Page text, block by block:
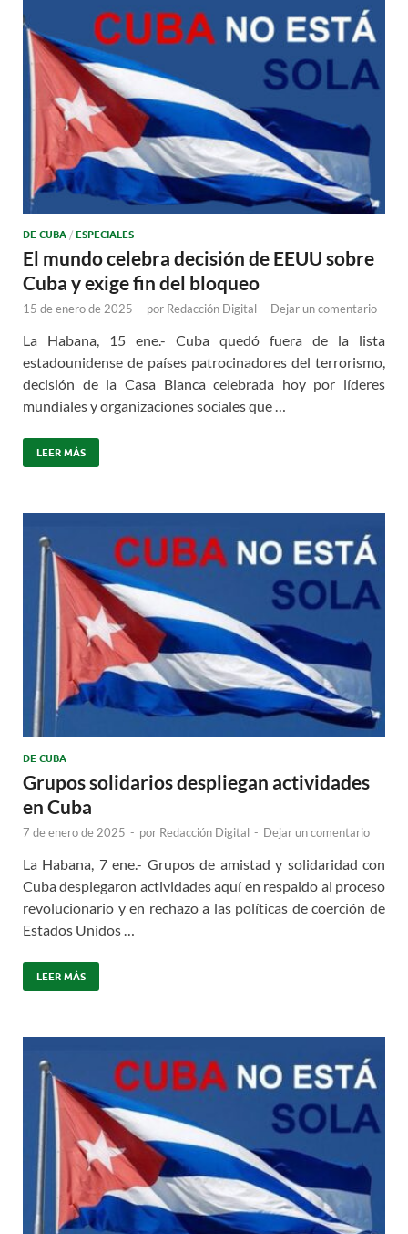
DE CUBA / ESPECIALES
El mundo celebra decisión de EEUU sobre
Cuba y exige fin del bloqueo
15 de enero de 2025 - por Redacción Digital - Dejar un comentario
La Habana, 15 ene.- Cuba quedó fuera de la lista
estadounidense de países patrocinadores del terrorismo,
decisión de la Casa Blanca celebrada hoy por líderes
mundiales y organizaciones sociales que …
LEER MÁS
DE CUBA
Grupos solidarios despliegan actividades
en Cuba
7 de enero de 2025 - por Redacción Digital - Dejar un comentario
La Habana, 7 ene.- Grupos de amistad y solidaridad con
Cuba desplegaron actividades aquí en respaldo al proceso
revolucionario y en rechazo a las políticas de coerción de
Estados Unidos …
LEER MÁS